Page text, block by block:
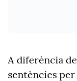
A diferència
sentències